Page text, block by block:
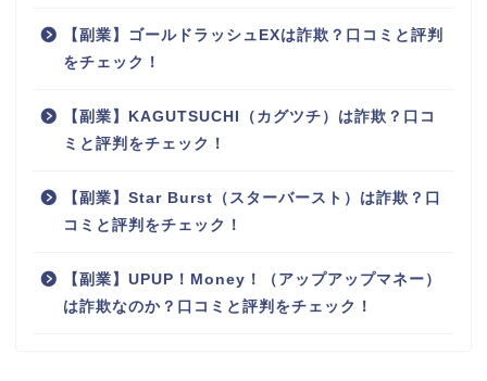
【副業】ゴールドラッシュEXは詐欺？口コミと評判
をチェック！
【副業】KAGUTSUCHI（カグツチ）は詐欺？口コ
ミと評判をチェック！
【副業】Star Burst（スターバースト）は詐欺？口
コミと評判をチェック！
【副業】UPUP！Money！（アップアップマネー）
は詐欺なのか？口コミと評判をチェック！